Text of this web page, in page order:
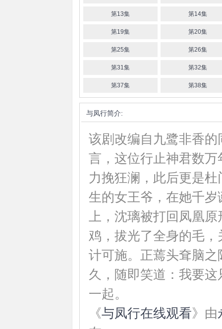
第13集 第14集
第19集 第20集
第25集 第26集
第31集 第32集
第37集 第38集
与凤行简介:
该剧改编自九鹭非香
言，这位行止神君数
力挽狂澜，此后更是
生的女王爷，在她千
上，沈璃被打回凤凰
鸡，拔光了全身的毛
计可施。正蔫头耷脑
久，随即笑道：我要
一起。
《与凤行在线观看》由